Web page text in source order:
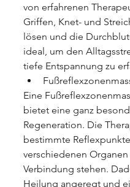
von erfahrenen
Griffen, Knet- und
lösen und die
ideal, um den
tiefe Entspannung zu
Eine
bietet eine ganz
Regeneration. Die
bestimmte
verschiedenen
Verbindung stehen.
Heilung angeregt und